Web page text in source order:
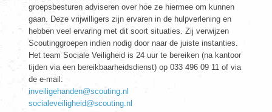
groepsbesturen adviseren over hoe ze hiermee om kunnen
gaan. Deze vrijwilligers zijn ervaren in de hulpverlening en
hebben veel ervaring met dit soort situaties. Zij verwijzen
Scoutinggroepen indien nodig door naar de juiste instanties.
Het team Sociale Veiligheid is 24 uur te bereiken (na kantoor
tijden via een bereikbaarheidsdienst) op 033 496 09 11 of via
de e-mail:
inveiligehanden@scouting.nl
socialeveiligheid@scouting.nl